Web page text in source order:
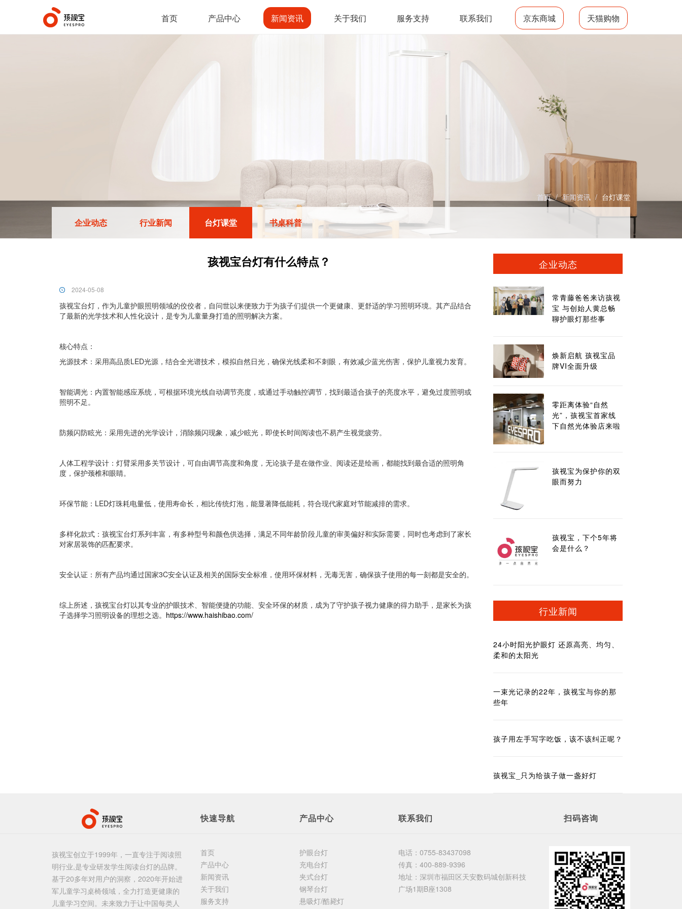
首页 产品中心 新闻资讯 关于我们 服务支持 联系我们 京东商城 天猫购物
首页 / 新闻资讯 / 台灯课堂
企业动态 行业新闻 台灯课堂 书桌科普
孩视宝台灯有什么特点？
2024-05-08
孩视宝台灯，作为儿童护眼照明领域的佼佼者，自问世以来便致力于为孩子们提供一个更健康、更舒适的学习照明环境。其产品结合
了最新的光学技术和人性化设计，是专为儿童量身打造的照明解决方案。
核心特点：
光源技术：采用高品质LED光源，结合全光谱技术，模拟自然日光，确保光线柔和不刺眼，有效减少蓝光伤害，保护儿童视力发育。
智能调光：内置智能感应系统，可根据环境光线自动调节亮度，或通过手动触控调节，找到最适合孩子的亮度水平，避免过度照明或
照明不足。
防频闪防眩光：采用先进的光学设计，消除频闪现象，减少眩光，即使长时间阅读也不易产生视觉疲劳。
人体工程学设计：灯臂采用多关节设计，可自由调节高度和角度，无论孩子是在做作业、阅读还是绘画，都能找到最合适的照明角
度，保护颈椎和眼睛。
环保节能：LED灯珠耗电量低，使用寿命长，相比传统灯泡，能显著降低能耗，符合现代家庭对节能减排的需求。
多样化款式：孩视宝台灯系列丰富，有多种型号和颜色供选择，满足不同年龄阶段儿童的审美偏好和实际需要，同时也考虑到了家长
对家居装饰的匹配要求。
安全认证：所有产品均通过国家3C安全认证及相关的国际安全标准，使用环保材料，无毒无害，确保孩子使用的每一刻都是安全的。
综上所述，孩视宝台灯以其专业的护眼技术、智能便捷的功能、安全环保的材质，成为了守护孩子视力健康的得力助手，是家长为孩
子选择学习照明设备的理想之选。 https://www.haishibao.com/
企业动态
常青藤爸爸来访孩视
宝 与创始人黄总畅
聊护眼灯那些事
焕新启航 孩视宝品
牌VI全面升级
零距离体验“自然
光”，孩视宝首家线
下自然光体验店来啦
孩视宝为保护你的双
眼而努力
孩视宝，下个5年将
会是什么？
行业新闻
24小时阳光护眼灯 还原高亮、均匀、
柔和的太阳光
一束光记录的22年，孩视宝与你的那
些年
孩子用左手写字吃饭，该不该纠正呢？
孩视宝_只为给孩子做一盏好灯
孩视宝创立于1999年，一直专注于阅读照
明行业,是专业研发学生阅读台灯的品牌。
基于20多年对用户的洞察，2020年开始进
军儿童学习桌椅领域，全力打造更健康的
儿童学习空间。未来致力于让中国每类人
快速导航
首页
产品中心
新闻资讯
关于我们
服务支持
产品中心
护眼台灯
充电台灯
夹式台灯
钢琴台灯
悬吸灯/酷毙灯
联系我们
电话： 0755-83437098
传真： 400-889-9396
地址： 深圳市福田区天安数码城创新科技
广场1期B座1308
扫码咨询